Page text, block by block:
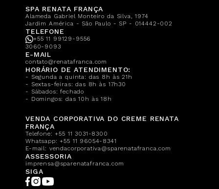
SPA RENATA FRANÇA
Alameda Gabriel Monteiro da Silva, 1974
Jardim América - São Paulo - SP - 014442-002
TELEFONE
+55 11 99129-9556
3060-9093
E-MAIL
contato@renatafranca.com
HORÁRIO DE ATENDIMENTO:
- Segunda a quinta: das 8h às 21h
- Sextas-feiras: das 8h às 17h30
- Sábados: fechado
- Domingos: das 10h às 18h
VENDA CORPORATIVA DO CREME RENATA
FRANÇA
Telefone:+55 11 3031-8300
Whatsapp:+55 11 96054-8341
E-mail: vendacorporativa@sparenatafranca.com
ASSESSORIA
imprensa@sparenatafranca.com
SIGA